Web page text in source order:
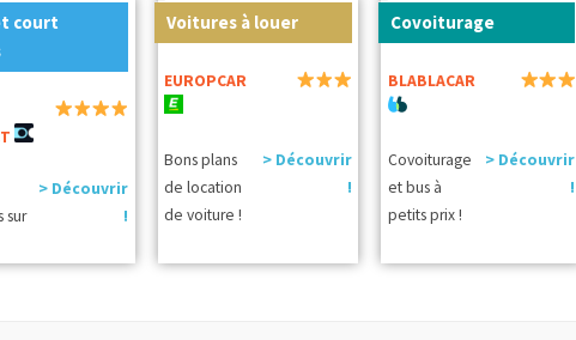
court
sur
> Découvrir
!
Voitures à louer
EUROPCAR
Bons plans
de location
de voiture !
> Découvrir
!
Covoiturage
BLABLACAR
Covoiturage
et bus à
petits prix !
> Découvrir
!